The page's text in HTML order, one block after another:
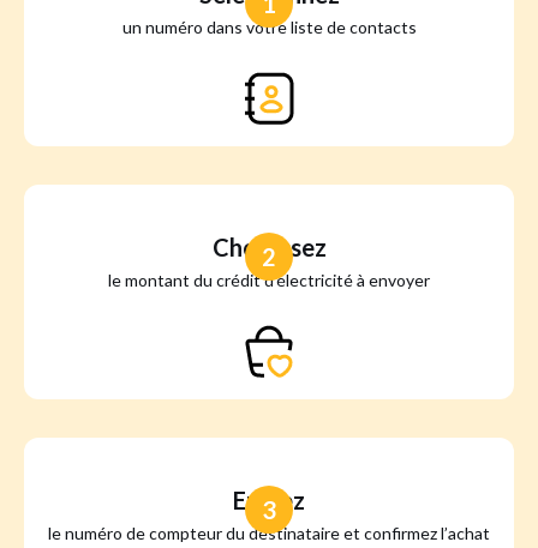
un numéro dans votre liste de contacts
Choisissez
le montant du crédit d'électricité à envoyer
2
Entrez
le numéro de compteur du destinataire et confirmez l’achat
3